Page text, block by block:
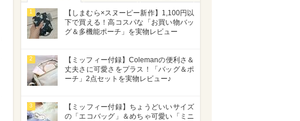
1
【しまむら×スヌーピー新作】1,100円以
下で買える！高コスパな「お買い物バッ
グ＆多機能ポーチ」を実物レビュー
2
【ミッフィー付録】Colemanの便利さ＆
丈夫さに可愛さをプラス！「バッグ＆ポ
ーチ」2点セットを実物レビュー♪
3
【ミッフィー付録】ちょうどいいサイズ
の「エコバッグ」＆めちゃ可愛い「ミニ